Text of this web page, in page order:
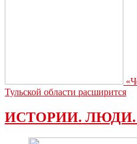
Тульской области расширится
ИСТОРИИ.